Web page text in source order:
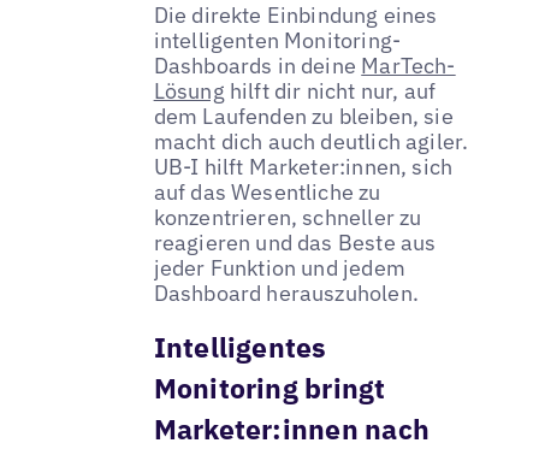
Die direkte Einbindung eines
intelligenten Monitoring-
Dashboards in deine MarTech-
Lösung hilft dir nicht nur, auf
dem Laufenden zu bleiben, sie
macht dich auch deutlich agiler.
UB-I hilft Marketer:innen, sich
auf das Wesentliche zu
konzentrieren, schneller zu
reagieren und das Beste aus
jeder Funktion und jedem
Dashboard herauszuholen.
Intelligentes
Monitoring bringt
Marketer:innen nach